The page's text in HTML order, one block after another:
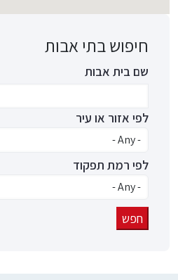
חיפוש בתי אבות
שם בית אבות
לפי אזור או עיר
לפי רמת תפקוד